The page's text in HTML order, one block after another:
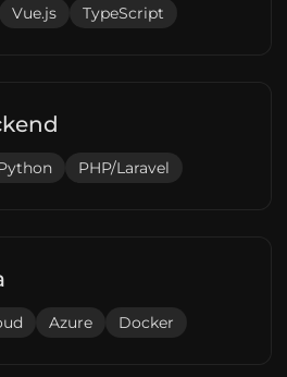
Vue.js TypeScript
PHP/Laravel
Azure Docker